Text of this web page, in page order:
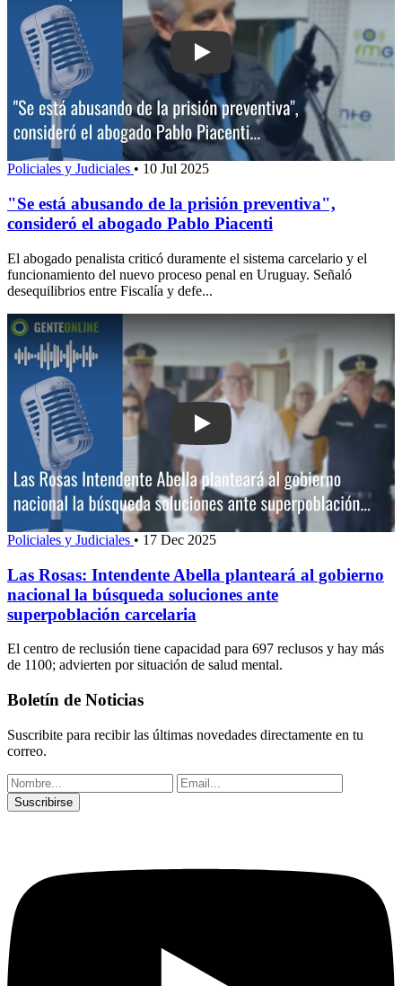
Play: "Se está abusando de la prisión
Policiales y Judiciales • 10 Jul 2025
"Se está abusando de la prisión preventiva",
consideró el abogado Pablo Piacenti
El abogado penalista criticó duramente el sistema carcelario y el
funcionamiento del nuevo proceso penal en Uruguay. Señaló
desequilibrios entre Fiscalía y defe...
Play: Las Rosas: Intendente Abella
Policiales y Judiciales • 17 Dec 2025
Las Rosas: Intendente Abella planteará al gobierno
nacional la búsqueda soluciones ante
superpoblación carcelaria
El centro de reclusión tiene capacidad para 697 reclusos y hay más
de 1100; advierten por situación de salud mental.
Boletín de Noticias
Suscribite para recibir las últimas novedades directamente en tu
correo.
Suscribirse